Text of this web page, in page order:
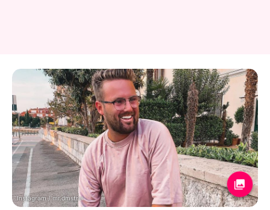
Instagram / mr.dmstrei